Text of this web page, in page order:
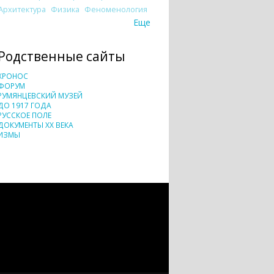
Физика Феноменология
Еще
сайты
МУЗЕЙ
1917 ГОДА
ПОЛЕ
XX ВЕКА